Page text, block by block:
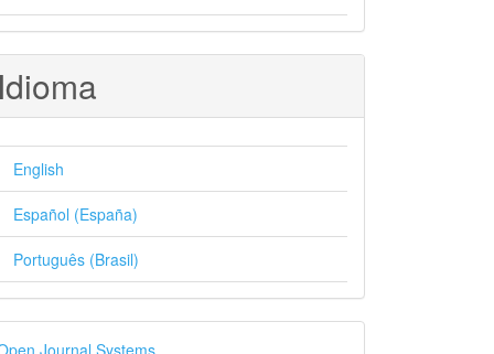
English
Español (España)
Português (Brasil)
Journal Systems